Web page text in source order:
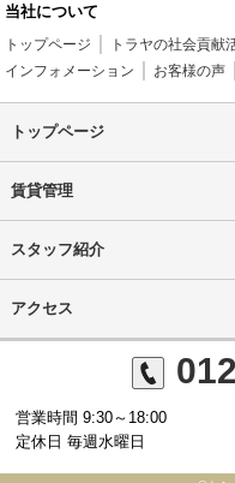
当社について
トップページ トラヤの社会貢献
インフォメーション
お客様の声
トップページ
賃貸管理
スタッフ紹介
アクセス
営業時間 9:30～18:00
定休日 毎週水曜日